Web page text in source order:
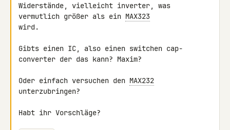
Widerstände, vielleicht inverter, was
vermutlich größer als ein MAX323
wird.
Gibts einen IC, also einen switchen cap-
converter der das kann? Maxim?
Oder einfach versuchen den MAX232
unterzubringen?
Habt ihr Vorschläge?